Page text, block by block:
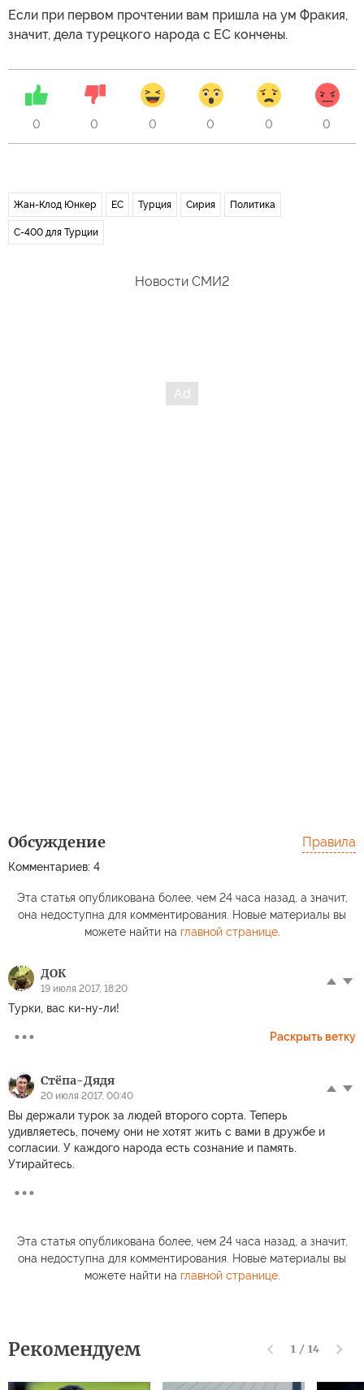
Если при первом прочтении вам пришла на ум Фракия,
значит, дела турецкого народа с ЕС кончены.
0 0 0 0 0 0
Жан-Клод Юнкер ЕС Турция Сирия Политика
С-400 для Турции
Новости СМИ2
Обсуждение
Комментариев: 4
Правила
Эта статья опубликована более, чем 24 часа назад, а значит,
она недоступна для комментирования. Новые материалы вы
можете найти на главной странице.
ДОК
19 июля 2017, 18:20
Турки, вас ки-ну-ли!
Раскрыть ветку
Стёпа-Дядя
20 июля 2017, 00:40
Вы держали турок за людей второго сорта. Теперь
удивляетесь, почему они не хотят жить с вами в дружбе и
согласии. У каждого народа есть сознание и память.
Утирайтесь.
Эта статья опубликована более, чем 24 часа назад, а значит,
она недоступна для комментирования. Новые материалы вы
можете найти на главной странице.
Рекомендуем 1 / 14